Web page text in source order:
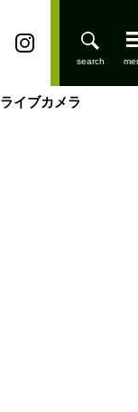
ライブカメラ